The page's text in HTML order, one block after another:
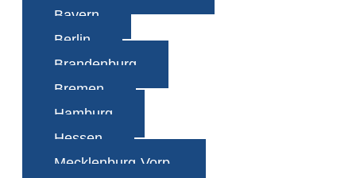
Bayern
Berlin
Brandenburg
Bremen
Hamburg
Hessen
Mecklenburg-Vorp.